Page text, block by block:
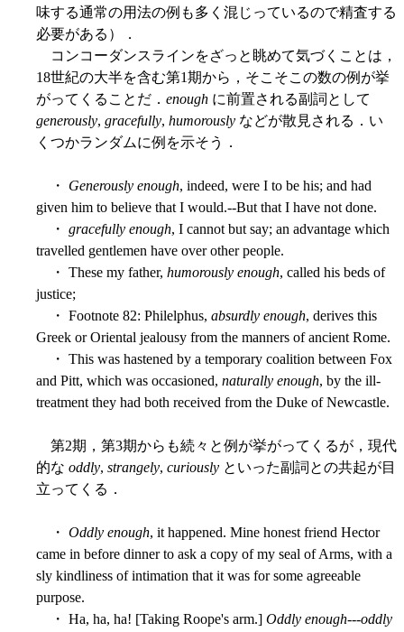
味する通常の用法の例も多く混じっているので精査する
必要がある）．
コンコーダンスラインをざっと眺めて気づくことは，
18世紀の大半を含む第1期から，そこそこの数の例が挙
がってくることだ． enough に前置される副詞として
generously, gracefully, humorously などが散見される．い
くつかランダムに例を示そう．
・ Generously enough, indeed, were I to be his; and had
given him to believe that I would.--But that I have not done.
・ gracefully enough, I cannot but say; an advantage which
travelled gentlemen have over other people.
・ These my father, humorously enough, called his beds of
justice;
・ Footnote 82: Philelphus, absurdly enough, derives this
Greek or Oriental jealousy from the manners of ancient Rome.
・ This was hastened by a temporary coalition between Fox
and Pitt, which was occasioned, naturally enough, by the ill-
treatment they had both received from the Duke of Newcastle.
第2期，第3期からも続々と例が挙がってくるが，現代
的な oddly, strangely, curiously といった副詞との共起が目
立ってくる．
・ Oddly enough, it happened. Mine honest friend Hector
came in before dinner to ask a copy of my seal of Arms, with a
sly kindliness of intimation that it was for some agreeable
purpose.
・ Ha, ha, ha! [Taking Roope's arm.] Oddly enough---oddly